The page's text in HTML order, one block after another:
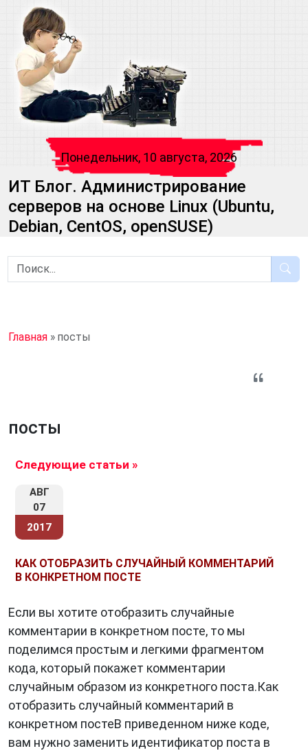
Понедельник, 10 августа, 2026
ИТ Блог. Администрирование
серверов на основе Linux (Ubuntu,
Debian, CentOS, openSUSE)
Главная » посты
посты
Следующие статьи »
АВГ
07
2017
КАК ОТОБРАЗИТЬ СЛУЧАЙНЫЙ КОММЕНТАРИЙ
В КОНКРЕТНОМ ПОСТЕ
Если вы хотите отобразить случайные
комментарии в конкретном посте, то мы
поделимся простым и легкими фрагментом
кода, который покажет комментарии
случайным образом из конкретного поста.Как
отобразить случайный комментарий в
конкретном постеВ приведенном ниже коде,
вам нужно заменить идентификатор поста в